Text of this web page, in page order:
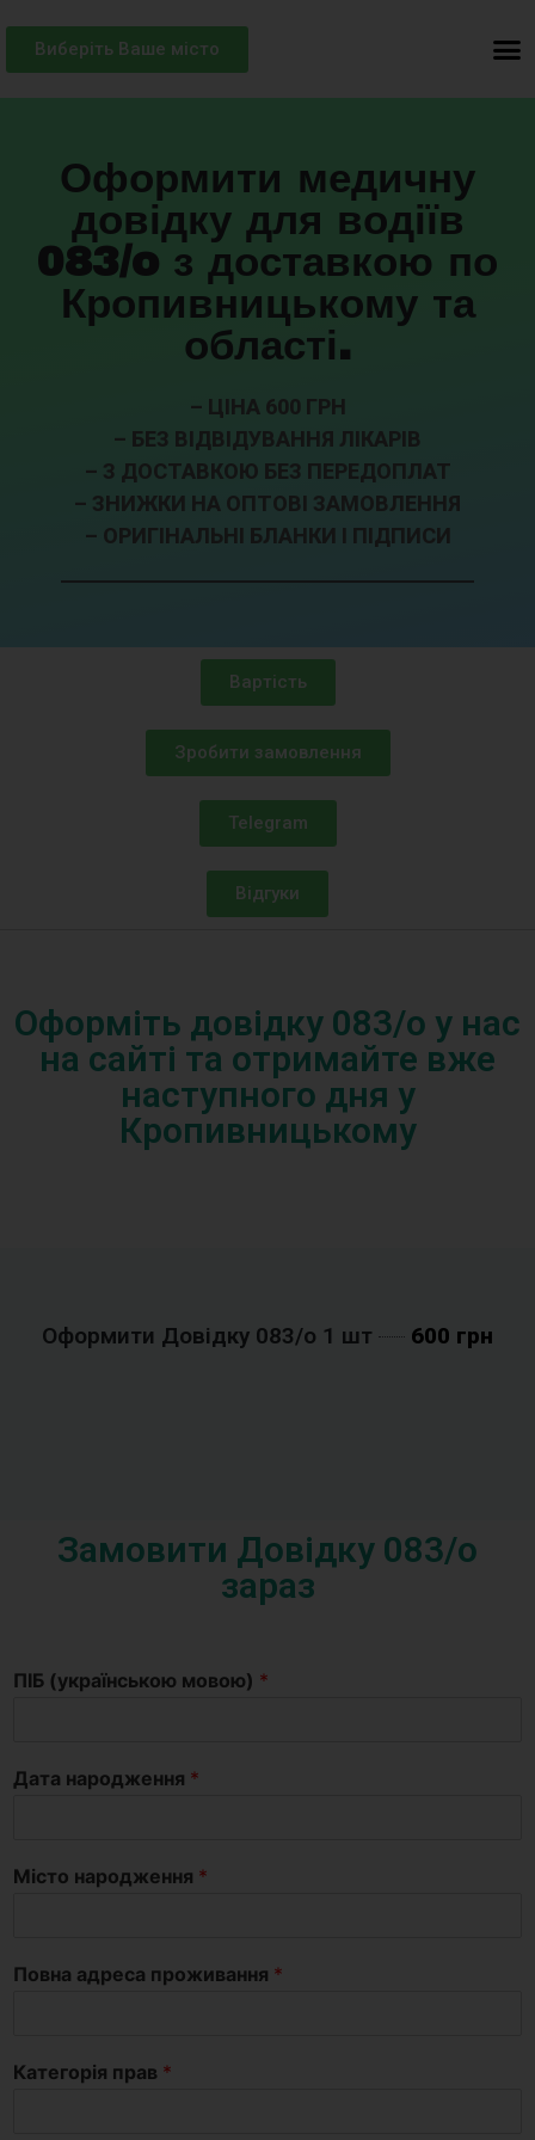
Виберіть Ваше місто
Оформити медичну
довідку для водіїв
083/o з доставкою по
Кропивницькому та
області.
– ЦІНА 600 ГРН
– БЕЗ ВІДВІДУВАННЯ ЛІКАРІВ
– З ДОСТАВКОЮ БЕЗ ПЕРЕДОПЛАТ
– ЗНИЖКИ НА ОПТОВІ ЗАМОВЛЕННЯ
– ОРИГІНАЛЬНІ БЛАНКИ І ПІДПИСИ
Вартість
Зробити замовлення
Telegram
Відгуки
Оформіть довідку 083/o у нас
на сайті та отримайте вже
наступного дня у
Кропивницькому
Оформити Довідку 083/o 1 шт 600 грн
Замовити Довідку 083/o
зараз
ПІБ (українською мовою) *
Дата народження *
Місто народження *
Повна адреса проживання *
Категорія прав *